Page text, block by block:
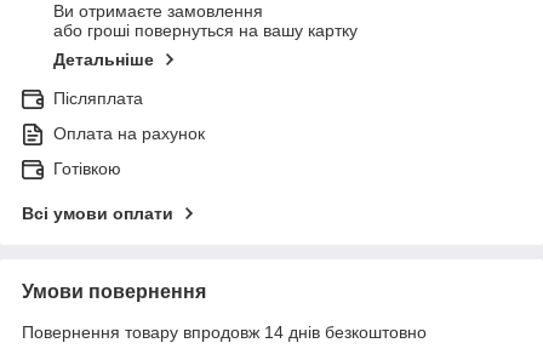
Ви отримаєте замовлення
або гроші повернуться на вашу картку
Детальніше
Післяплата
Оплата на рахунок
Готівкою
Всі умови оплати
Умови повернення
Повернення товару впродовж 14 днів безкоштовно